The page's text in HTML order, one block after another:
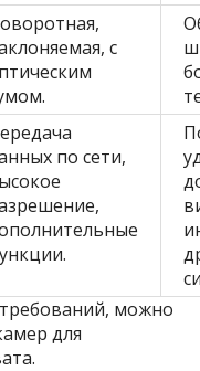
с
по сети,
можно
для